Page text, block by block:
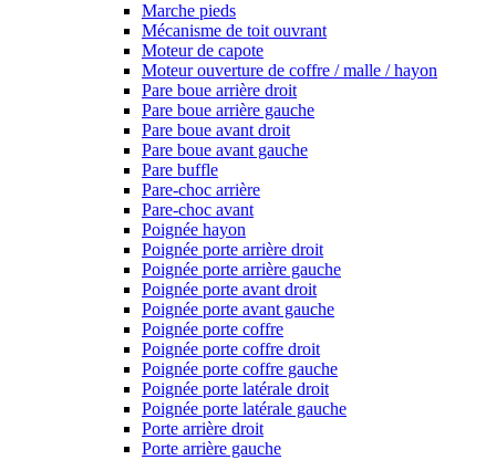
Marche pieds
Mécanisme de toit ouvrant
Moteur de capote
Moteur ouverture de coffre / malle / hayon
Pare boue arrière droit
Pare boue arrière gauche
Pare boue avant droit
Pare boue avant gauche
Pare buffle
Pare-choc arrière
Pare-choc avant
Poignée hayon
Poignée porte arrière droit
Poignée porte arrière gauche
Poignée porte avant droit
Poignée porte avant gauche
Poignée porte coffre
Poignée porte coffre droit
Poignée porte coffre gauche
Poignée porte latérale droit
Poignée porte latérale gauche
Porte arrière droit
Porte arrière gauche